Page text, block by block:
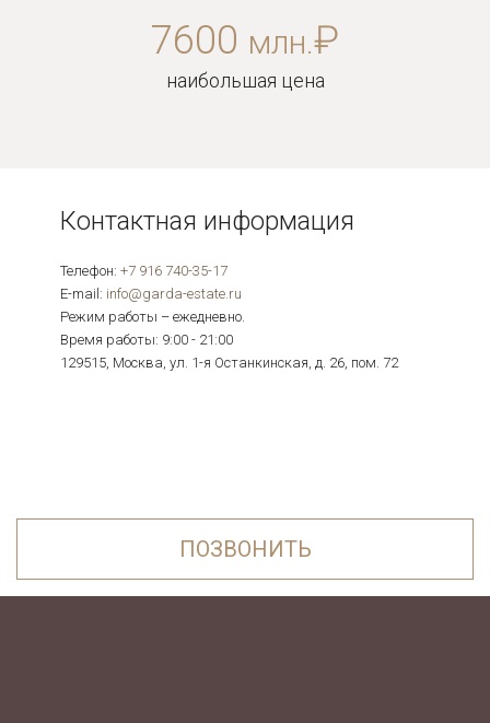
7600 млн. ₽
наибольшая цена
Контактная информация
Телефон: +7 916 740-35-17
E-mail: info@garda-estate.ru
Режим работы – ежедневно.
Время работы: 9:00 - 21:00
129515, Москва, ул. 1-я Останкинская, д. 26, пом. 72
ПОЗВОНИТЬ